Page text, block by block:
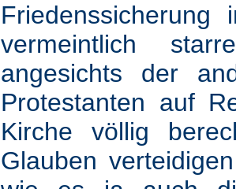
vermeintlich
angesichts der
Protestanten auf
Kirche völlig
Glauben